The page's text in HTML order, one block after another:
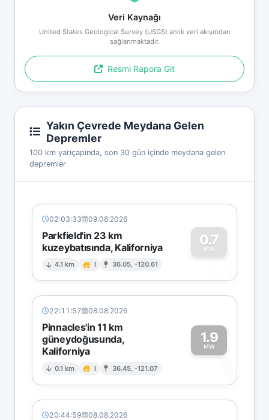
Veri Kaynağı
United States Geological Survey (USGS) anlık veri akışından
sağlanmaktadır.
Resmi Rapora Git
Yakın Çevrede Meydana Gelen
Depremler
100 km yarıçapında, son 30 gün içinde meydana gelen
depremler
02:03:33 09.08.2026
Parkfield'in 23 km
kuzeybatısında, Kaliforniya
4.1 km I 36.05, -120.61
0.7
MW
0
22:11:57 08.08.2026
Pinnacles'in 11 km
güneydoğusunda,
Kaliforniya
0.1 km I 36.45, -121.07
1.9
MW
1
20:44:59 08.08.2026